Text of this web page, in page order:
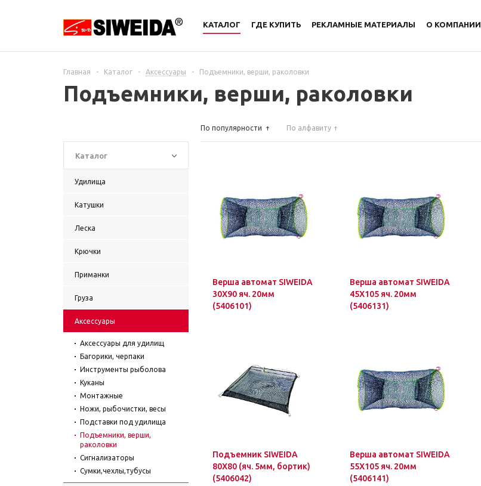
КАТАЛОГ ГДЕ КУПИТЬ РЕКЛАМНЫЕ МАТЕРИАЛЫ О КОМПАНИИ
Главная - Каталог - Аксессуары - Подъемники, верши, раколовки
Подъемники, верши, раколовки
Каталог
Удилища
Катушки
Леска
Крючки
Приманки
Груза
Аксессуары
Аксессуары для удилищ
Багорики, черпаки
Инструменты рыболова
Куканы
Монтажные
Ножи, рыбочистки, весы
Подставки под удилища
Подъемники, верши,
раколовки
Сигнализаторы
Сумки,чехлы,тубусы
По популярности По алфавиту
Верша автомат SIWEIDA
30Х90 яч. 20мм
(5406101)
Верша автомат SIWEIDA
45Х105 яч. 20мм
(5406131)
Подъемник SIWEIDA
80Х80 (яч. 5мм, бортик)
(5406042)
Верша автомат SIWEIDA
55Х105 яч. 20мм
(5406141)